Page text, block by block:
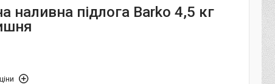
наливна підлога Barko 4,5 кг